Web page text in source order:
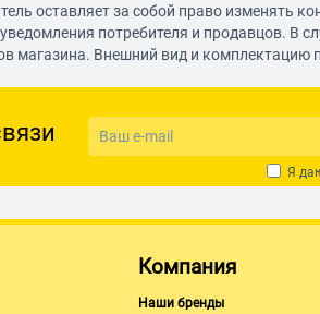
оставляет за собой право изменять
потребителя и продавцов. В
магазина. Внешний вид и комплектацию
Я
Компания
Наши бренды